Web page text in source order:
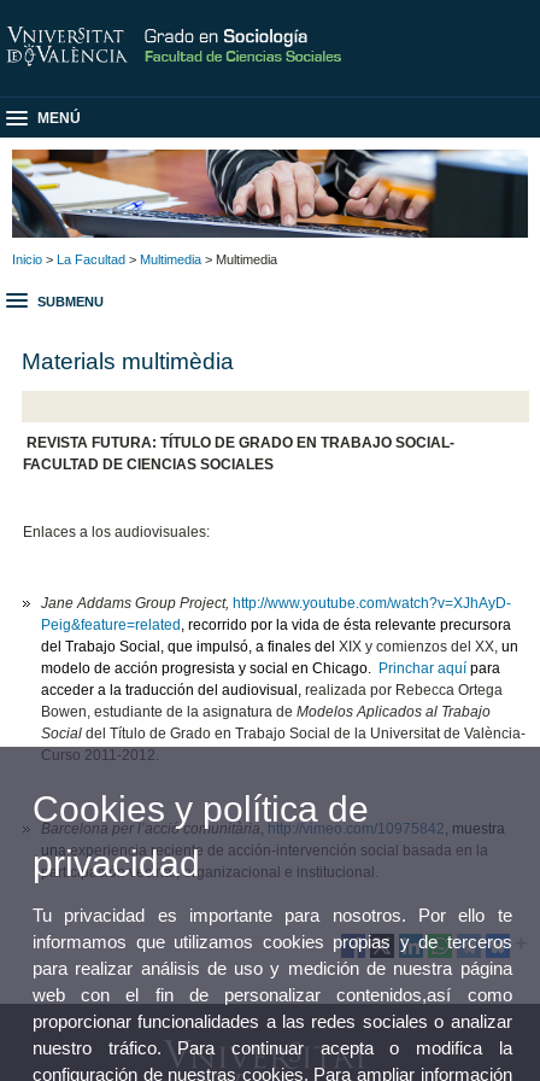
MENÚ
Inicio > La Facultad > Multimedia > Multimedia
SUBMENU
Materials multimèdia
REVISTA FUTURA: TÍTULO DE GRADO EN TRABAJO SOCIAL-
FACULTAD DE CIENCIAS SOCIALES
Enlaces a los audiovisuales:
Jane Addams Group Project, http://www.youtube.com/watch?v=XJhAyD-
Peig&feature=related , recorrido por la vida de ésta relevante precursora
del Trabajo Social, que impulsó, a finales delXIX y comienzos del XX, un
modelo de acción progresista y social en Chicago. Princhar aquí para
acceder a la traducción del audiovisual,realizada por Rebecca Ortega
Bowen, estudiante de la asignatura deModelos Aplicados al Trabajo
Social del Título de Grado en Trabajo Social de la Universitat de València-
Curso 2011-2012.
Barcelona per l’acció comunitària, http://vimeo.com/10975842, muestra
unaexperiencia reciente de acción-intervención social
basada en la
participación vecinal, organizacional e institucional.
Cookies y política de
privacidad
Tu privacidad es importante para nosotros. Por ello te
informamos que utilizamos cookies propias y de terceros
para realizar análisis de uso y medición de nuestra página
web con el fin de personalizar contenidos,así como
proporcionar funcionalidades a las redes sociales o analizar
nuestro tráfico. Para continuar acepta o modifica la
configuración de nuestras cookies. Para ampliar información